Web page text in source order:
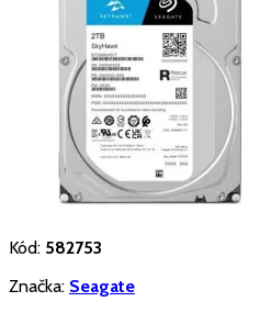
Kód: 582753
Značka: Seagate